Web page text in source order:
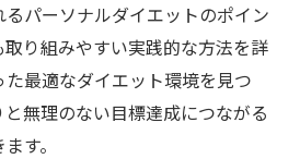
パーソナルダイエットのポイン
取り組みやすい実践的な方法を詳
最適なダイエット環境を見つ
無理のない目標達成につながる
す。